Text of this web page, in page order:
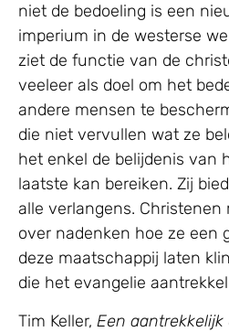
niet de bedoeling is een
imperium in de westerse
ziet de functie van de
veeleer als doel om het
andere mensen te
die niet vervullen wat ze
het enkel de belijdenis van
laatste kan bereiken. Zij
alle verlangens. Christenen
over nadenken hoe ze een
deze maatschappij laten
die het evangelie
Tim Keller, Een aantrekkelijk